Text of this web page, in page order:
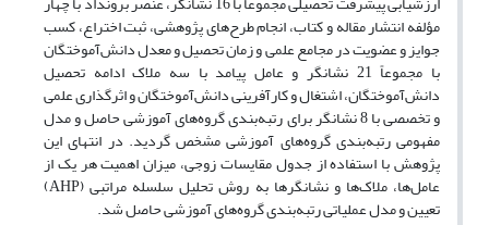
مؤلفه انتشار مقاله و کتاب، انجام طرح‌های پژوهشی، ثبت اختراع، کسب
جوایز و عضویت در مجامع علمی و زمان تحصیل و معدل دانش‌آموختگان
با مجموعاً 21 نشانگر و عامل پیامد با سه ملاک ادامه تحصیل
دانش‌آموختگان، اشتغال و کارآفرینی دانش‌آموختگان و اثرگذاری علمی
و تخصصی با 8 نشانگر برای رتبه‌بندی گروه‌های آموزشی حاصل و مدل
مفهومی رتبه‌بندی گروه‌های آموزشی مشخص گردید. در انتهای این
پژوهش با استفاده از جدول مقایسات زوجی، میزان اهمیت هر یک از
عامل‌ها، ملاک‌ها و نشانگر‌ها به روش تحلیل سلسله مراتبی (AHP)
تعیین و مدل عملیاتی رتبه‌بندی گروه‌های آموزشی حاصل شد.